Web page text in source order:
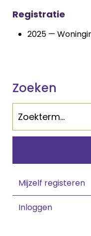
Registratie
2025 —
Zoeken
Mijzelf registeren
Inloggen